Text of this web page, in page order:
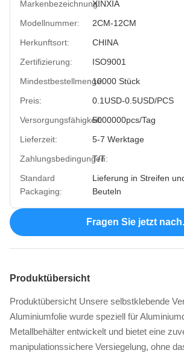
Markenbezeichnung:XINXIA
Modellnummer:
2CM-12CM
Herkunftsort:
CHINA
Zertifizierung:
ISO9001
Mindestbestellmenge:10000 Stück
Preis:
0.1USD-0.5USD/PCS
Versorgungsfähigkeit:5000000pcs/Tag
Lieferzeit:
5-7 Werktage
Zahlungsbedingungen:
T/T
Standard
Packaging:
Lieferung in Streifen
Beuteln
Fragen Sie jetzt nach.
Produktübersicht
Produktübersicht Unsere selbstklebende
Aluminiumfolie wurde speziell für
Metallbehälter entwickelt und bietet eine
manipulationssichere Versiegelung, ohne